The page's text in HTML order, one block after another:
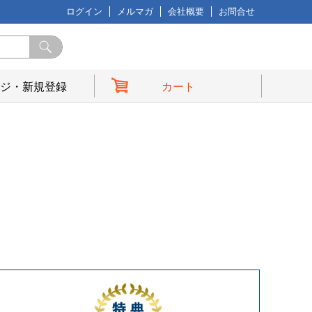
ログイン メルマガ 会社概要 お問合せ
・新規登録 カート